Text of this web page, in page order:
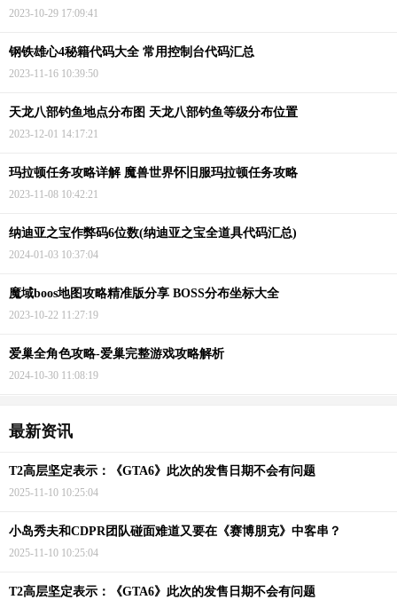
2023-10-29 17:09:41
钢铁雄心4秘籍代码大全 常用控制台代码汇总
2023-11-16 10:39:50
天龙八部钓鱼地点分布图 天龙八部钓鱼等级分布位置
2023-12-01 14:17:21
玛拉顿任务攻略详解 魔兽世界怀旧服玛拉顿任务攻略
2023-11-08 10:42:21
纳迪亚之宝作弊码6位数(纳迪亚之宝全道具代码汇总)
2024-01-03 10:37:04
魔域boos地图攻略精准版分享 BOSS分布坐标大全
2023-10-22 11:27:19
爱巢全角色攻略-爱巢完整游戏攻略解析
2024-10-30 11:08:19
最新资讯
T2高层坚定表示：《GTA6》此次的发售日期不会有问题
2025-11-10 10:25:04
小岛秀夫和CDPR团队碰面难道又要在《赛博朋克》中客串？
2025-11-10 10:25:04
T2高层坚定表示：《GTA6》此次的发售日期不会有问题